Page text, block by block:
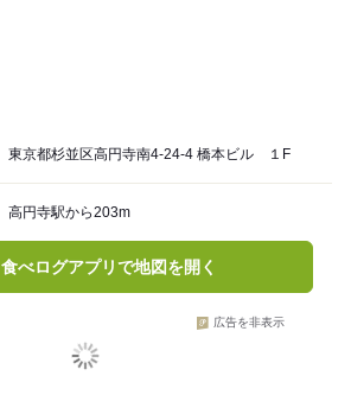
東京都杉並区高円寺南4-24-4 橋本ビル １F
高円寺駅から203m
食べログアプリで地図を開く
広告を非表示